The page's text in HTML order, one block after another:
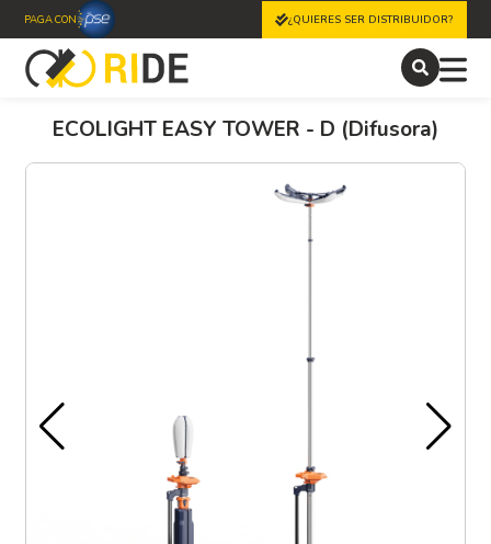
PAGA CON ¿QUIERES SER DISTRIBUIDOR?
ECOLIGHT EASY TOWER - D (Difusora)